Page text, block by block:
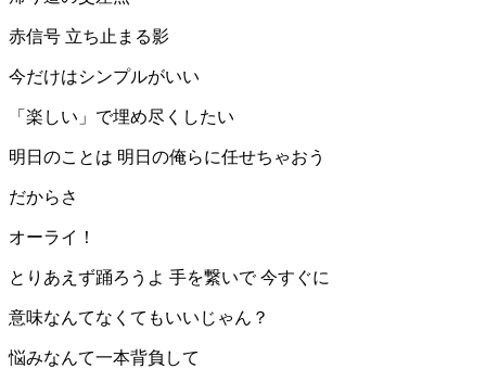
赤信号 立ち止まる影
今だけはシンプルがいい
「楽しい」で埋め尽くしたい
明日のことは 明日の俺らに任せちゃおう
だからさ
オーライ！
とりあえず踊ろうよ 手を繋いで 今すぐに
意味なんてなくてもいいじゃん？
悩みなんて一本背負して